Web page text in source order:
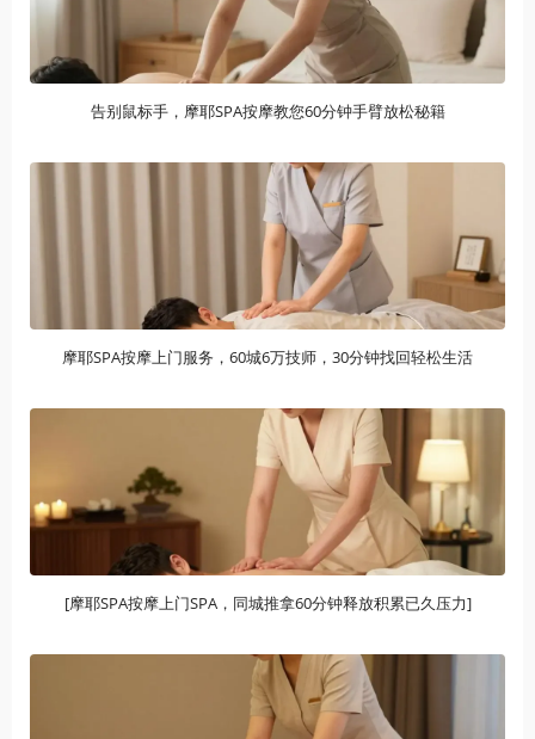
告别鼠标手，摩耶SPA按摩教您60分钟手臂放松秘籍
摩耶SPA按摩上门服务，60城6万技师，30分钟找回轻松生活
[摩耶SPA按摩上门SPA，同城推拿60分钟释放积累已久压力]